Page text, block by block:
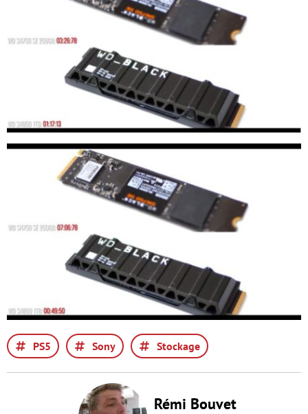
PS5 Sony Stockage
Rémi Bouvet